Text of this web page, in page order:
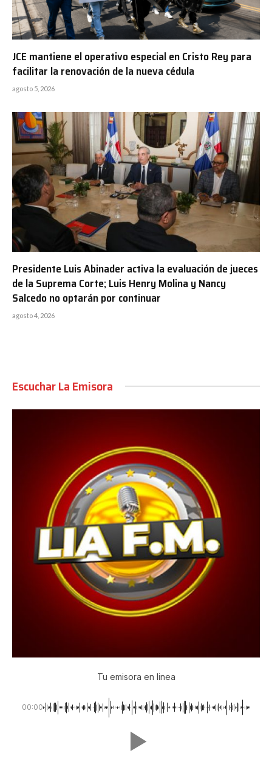
JCE mantiene el operativo especial en Cristo Rey para
facilitar la renovación de la nueva cédula
agosto 5, 2026
Presidente Luis Abinader activa la evaluación de jueces
de la Suprema Corte; Luis Henry Molina y Nancy
Salcedo no optarán por continuar
agosto 4, 2026
Escuchar La Emisora
Tu emisora en linea
00:00